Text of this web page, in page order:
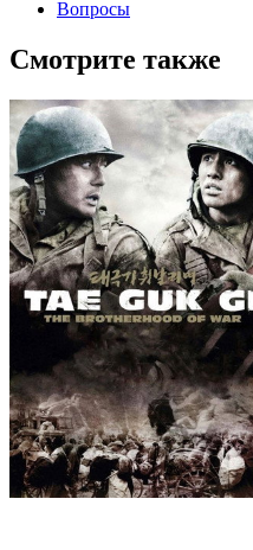
Вопросы
Смотрите также